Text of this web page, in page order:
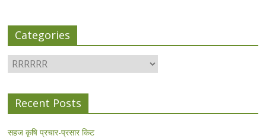
Categories
Categories
Recent Posts
सहज कृषि प्रचार-प्रसार किट